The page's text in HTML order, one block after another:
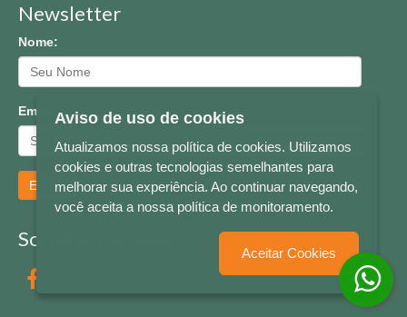
Newsletter
Nome:
Email:
Enviar
Socialize conosco
Aviso de uso de cookies
Atualizamos nossa política de cookies. Utilizamos
cookies e outras tecnologias semelhantes para
melhorar sua experiência. Ao continuar navegando,
você aceita a nossa política de monitoramento.
Aceitar Cookies